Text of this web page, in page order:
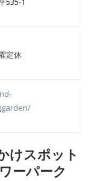
定休
けスポット
ーパーク